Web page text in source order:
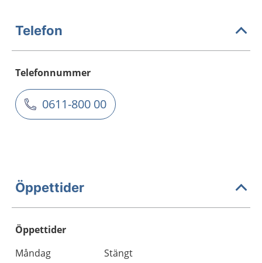
Telefon
Telefonnummer
0611-800 00
Öppettider
Öppettider
Dag
Öppettider
Kommentarer
Måndag
Stängt